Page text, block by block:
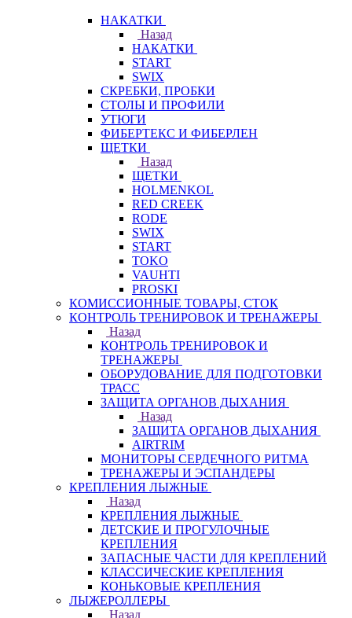
НАКАТКИ
Назад
НАКАТКИ
START
SWIX
СКРЕБКИ, ПРОБКИ
СТОЛЫ И ПРОФИЛИ
УТЮГИ
ФИБЕРТЕКС И ФИБЕРЛЕН
ЩЕТКИ
Назад
ЩЕТКИ
HOLMENKOL
RED CREEK
RODE
SWIX
START
TOKO
VAUHTI
PROSKI
КОМИССИОННЫЕ ТОВАРЫ, СТОК
КОНТРОЛЬ ТРЕНИРОВОК И ТРЕНАЖЕРЫ
Назад
КОНТРОЛЬ ТРЕНИРОВОК И
ТРЕНАЖЕРЫ
ОБОРУДОВАНИЕ ДЛЯ ПОДГОТОВКИ
ТРАСС
ЗАЩИТА ОРГАНОВ ДЫХАНИЯ
Назад
ЗАЩИТА ОРГАНОВ ДЫХАНИЯ
AIRTRIM
МОНИТОРЫ СЕРДЕЧНОГО РИТМА
ТРЕНАЖЕРЫ И ЭСПАНДЕРЫ
КРЕПЛЕНИЯ ЛЫЖНЫЕ
Назад
КРЕПЛЕНИЯ ЛЫЖНЫЕ
ДЕТСКИЕ И ПРОГУЛОЧНЫЕ
КРЕПЛЕНИЯ
ЗАПАСНЫЕ ЧАСТИ ДЛЯ КРЕПЛЕНИЙ
КЛАССИЧЕСКИЕ КРЕПЛЕНИЯ
КОНЬКОВЫЕ КРЕПЛЕНИЯ
ЛЫЖЕРОЛЛЕРЫ
Назад